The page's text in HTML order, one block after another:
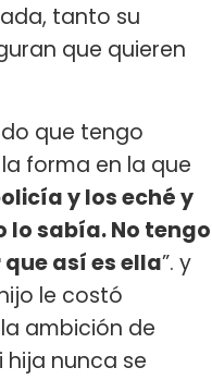
tanto su
que quieren
que tengo
forma en la que
y los eché y
lo sabía. No tengo
así es ella”. y
le costó
ambición de
nunca se